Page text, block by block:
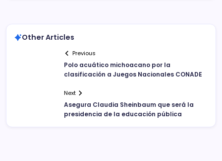
Other Articles
Previous
Polo acuático michoacano por la
clasificación a Juegos Nacionales CONADE
Next
Asegura Claudia Sheinbaum que será la
presidencia de la educación pública